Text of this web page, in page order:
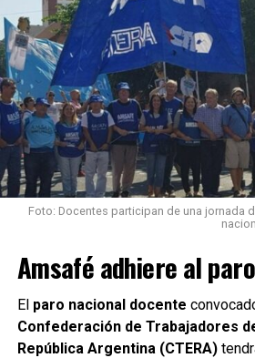
“El discurso del gobierno va por un
van por el otro”, agregó. “Cada vez
para bajar los costos, nos dijeron
evidentemente esas decisiones
puntualizó luego.
Y finalizó: “A mí me encantaría poder
presidente cuáles son las
estamos manejando para responder
Fuente: Rosario3.com
Foto: Docentes participan de una jornada
Amsafé adhiere al
El paro nacional docente
Confederación de Trabajadores
República Argentina (CTERA)